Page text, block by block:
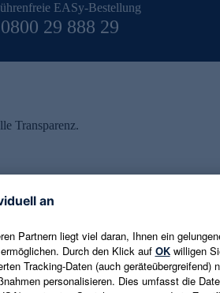
EASy-Bestellung
0800 29 888 29
Transparenz.
in
E-Mail-Adresse eingeben